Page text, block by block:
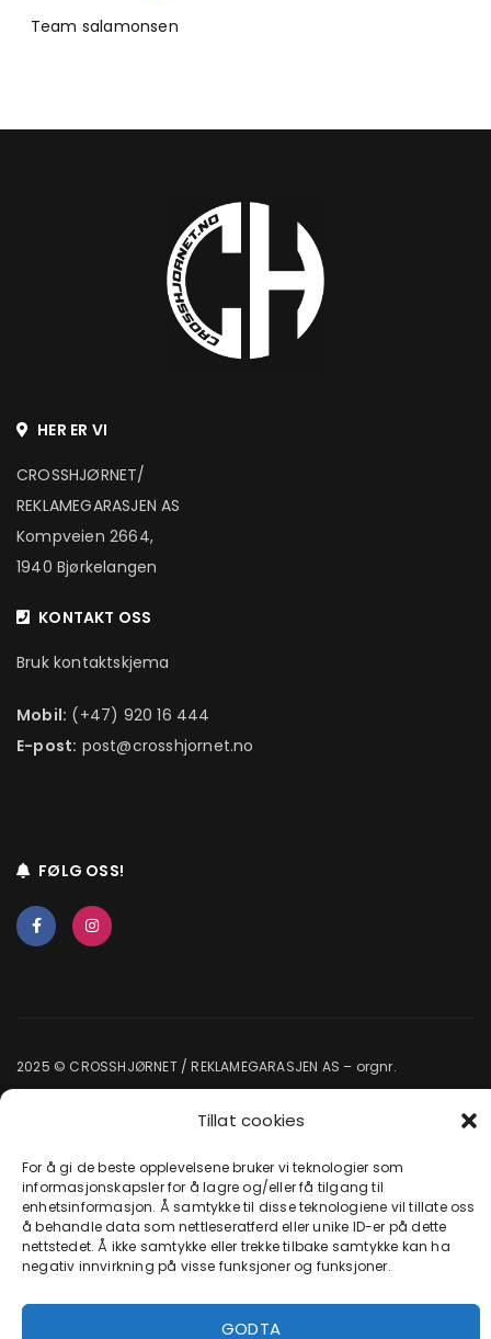
Tillat cookies
For å gi de beste opplevelsene bruker vi teknologier som
informasjonskapsler for å lagre og/eller få tilgang til
enhetsinformasjon. Å samtykke til disse teknologiene vil tillate oss
å behandle data som nettleseratferd eller unike ID-er på dette
nettstedet. Å ikke samtykke eller trekke tilbake samtykke kan ha
negativ innvirkning på visse funksjoner og funksjoner.
GODTA
Team salamonsen
HER ER VI
CROSSHJØRNET/
REKLAMEGARASJEN AS
Kompveien 2664,
1940 Bjørkelangen
KONTAKT OSS
Bruk kontaktskjema
Mobil: (+47) 920 16 444
E-post: post@crosshjornet.no
FØLG OSS!
2025 © CROSSHJØRNET / REKLAMEGARASJEN AS – orgnr.